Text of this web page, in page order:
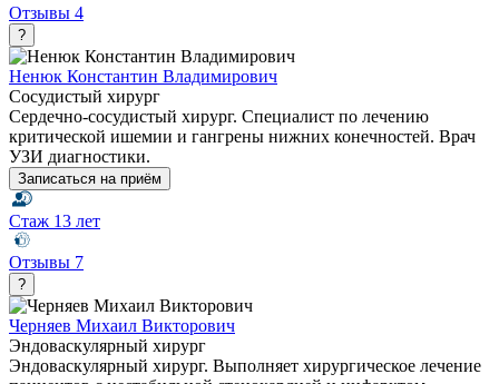
Отзывы 4
?
Ненюк Константин Владимирович
Сосудистый хирург
Сердечно-сосудистый хирург. Специалист по лечению
критической ишемии и гангрены нижних конечностей. Врач
УЗИ диагностики.
Записаться на приём
Стаж 13 лет
Отзывы 7
?
Черняев Михаил Викторович
Эндоваскулярный хирург
Эндоваскулярный хирург. Выполняет хирургическое лечение